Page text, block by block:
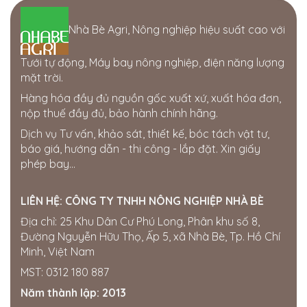
386 hùng vương. thị trấn phú thiện. huyện phú thiện.
tỉnh gia lai
0963750153
Cửa hàng Gia Bách
Ấp 7, xã Xuân Tay, Cẩm Mỹ, Đồng Nai, Việt Nam
0343954508
Thế giới điện nước Đắk Nông
205 Quang Trung, Phường Nghĩa Tân, Gia Nghĩa, Đắk
Nông
Khu Đức Thọ, thị trấn Đức Phong, Bù Đăng, Bình
Phước
0834560958
Miền Nam ·SỐ 16 ẤP, Hội Phú, Tân Châu, Tây Ninh,
Nhà Bè Agri, Nông nghiệp hiệu suất cao với
Tưới tự động, Máy bay nông nghiệp, điện năng lượng
mặt trời.
Hàng hóa đầy đủ nguồn gốc xuất xứ, xuất hóa đơn,
nộp thuế đầy đủ, bảo hành chính hãng.
Dịch vụ Tư vấn, khảo sát, thiết kế, bóc tách vật tư,
báo giá, hướng dẫn - thi công - lắp đặt. Xin giấy
phép bay...
LIÊN HỆ: CÔNG TY TNHH NÔNG NGHIỆP NHÀ BÈ
Địa chỉ: 25 Khu Dân Cư Phú Long, Phân khu số 8,
Đường Nguyễn Hữu Thọ, Ấp 5, xã Nhà Bè, Tp. Hồ Chí
Minh, Việt Nam
MST: 0312 180 887
Năm thành lập: 2013